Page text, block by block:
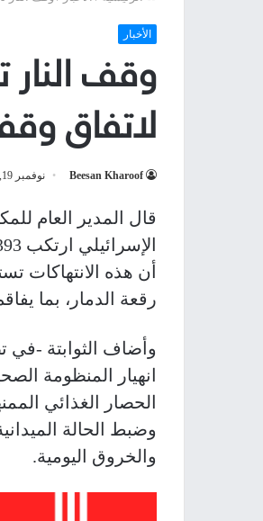
الأخبار
لاتفاق
Beesan Kharoof نوفمبر 19, 2025
قال المدير العام
أن هذه الانتهاكات
رقعة الدمار، بما
وأضاف الثوابتة -في
الحصار الغذائي
وضبط الحالة
والخروق اليومية.